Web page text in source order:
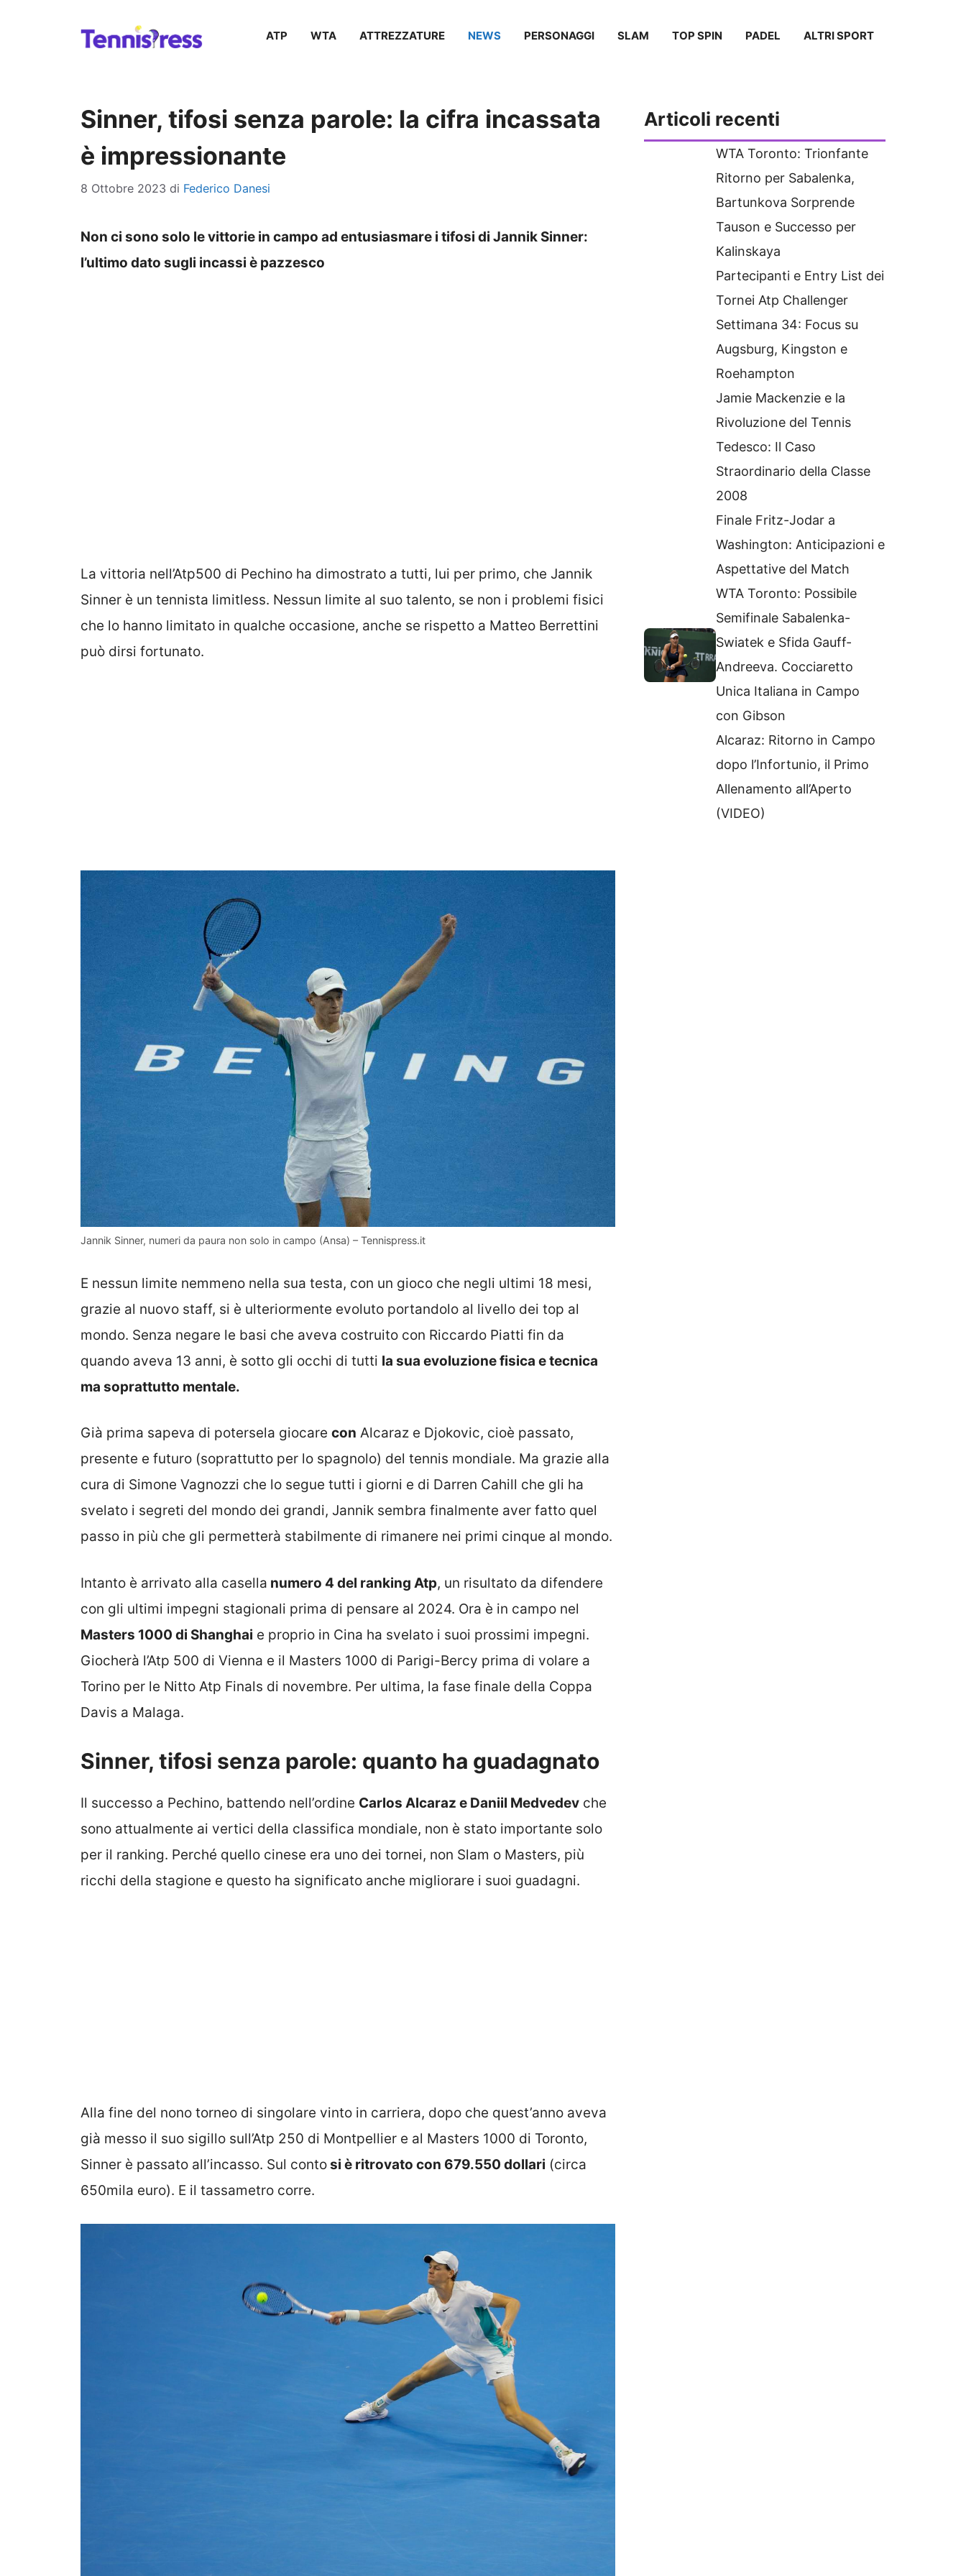
ATP WTA ATTREZZATURE NEWS PERSONAGGI SLAM TOP SPIN PADEL ALTRI SPORT
Sinner, tifosi senza parole: la cifra incassata
è impressionante
8 Ottobre 2023 di Federico Danesi
Non ci sono solo le vittorie in campo ad entusiasmare i tifosi di Jannik Sinner:
l’ultimo dato sugli incassi è pazzesco
La vittoria nell’Atp500 di Pechino ha dimostrato a tutti, lui per primo, che Jannik
Sinner è un tennista limitless. Nessun limite al suo talento, se non i problemi fisici
che lo hanno limitato in qualche occasione, anche se rispetto a Matteo Berrettini
può dirsi fortunato.
Jannik Sinner, numeri da paura non solo in campo (Ansa) – Tennispress.it
E nessun limite nemmeno nella sua testa, con un gioco che negli ultimi 18 mesi,
grazie al nuovo staff, si è ulteriormente evoluto portandolo al livello dei top al
mondo. Senza negare le basi che aveva costruito con Riccardo Piatti fin da
quando aveva 13 anni, è sotto gli occhi di tutti la sua evoluzione fisica e tecnica
ma soprattutto mentale.
Già prima sapeva di potersela giocare con Alcaraz e Djokovic, cioè passato,
presente e futuro (soprattutto per lo spagnolo) del tennis mondiale. Ma grazie alla
cura di Simone Vagnozzi che lo segue tutti i giorni e di Darren Cahill che gli ha
svelato i segreti del mondo dei grandi, Jannik sembra finalmente aver fatto quel
passo in più che gli permetterà stabilmente di rimanere nei primi cinque al mondo.
Intanto è arrivato alla casella numero 4 del ranking Atp, un risultato da difendere
con gli ultimi impegni stagionali prima di pensare al 2024. Ora è in campo nel
Masters 1000 di Shanghai e proprio in Cina ha svelato i suoi prossimi impegni.
Giocherà l’Atp 500 di Vienna e il Masters 1000 di Parigi-Bercy prima di volare a
Torino per le Nitto Atp Finals di novembre. Per ultima, la fase finale della Coppa
Davis a Malaga.
Sinner, tifosi senza parole: quanto ha guadagnato
Il successo a Pechino, battendo nell’ordine Carlos Alcaraz e Daniil Medvedev che
sono attualmente ai vertici della classifica mondiale, non è stato importante solo
per il ranking. Perché quello cinese era uno dei tornei, non Slam o Masters, più
ricchi della stagione e questo ha significato anche migliorare i suoi guadagni.
Alla fine del nono torneo di singolare vinto in carriera, dopo che quest’anno aveva
già messo il suo sigillo sull’Atp 250 di Montpellier e al Masters 1000 di Toronto,
Sinner è passato all’incasso. Sul contosi è ritrovato con 679.550 dollari (circa
650mila euro). E il tassametro corre.
Articoli recenti
WTA Toronto: Trionfante
Ritorno per Sabalenka,
Bartunkova Sorprende
Tauson e Successo per
Kalinskaya
Partecipanti e Entry List dei
Tornei Atp Challenger
Settimana 34: Focus su
Augsburg, Kingston e
Roehampton
Jamie Mackenzie e la
Rivoluzione del Tennis
Tedesco: Il Caso
Straordinario della Classe
2008
Finale Fritz-Jodar a
Washington: Anticipazioni e
Aspettative del Match
WTA Toronto: Possibile
Semifinale Sabalenka-
Swiatek e Sfida Gauff-
Andreeva. Cocciaretto
Unica Italiana in Campo
con Gibson
Alcaraz: Ritorno in Campo
dopo l’Infortunio, il Primo
Allenamento all’Aperto
(VIDEO)